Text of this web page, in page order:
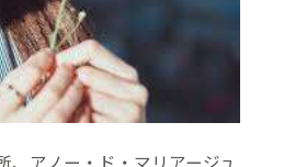
、アノー・ド・マリアージュ